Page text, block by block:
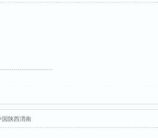
国陕西渭南